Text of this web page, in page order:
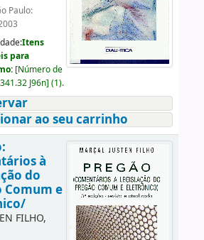
Paulo:
Itens
para
[Número de
341.32 J96n] (1).
ao seu carrinho
à
do
Comum e
FILHO,